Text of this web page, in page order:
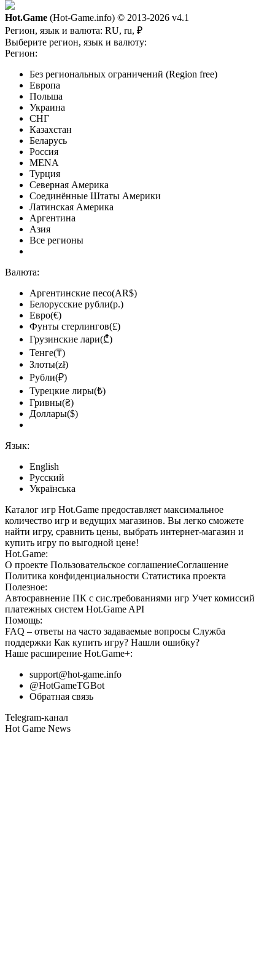
Hot.Game (Hot-Game.info) © 2013-2026 v4.1
Регион, язык и валюта: RU, ru, ₽
Выберите регион, язык и валюту:
Регион:
Без региональных ограничений (Region free)
Европа
Польша
Украина
СНГ
Казахстан
Беларусь
Россия
MENA
Турция
Северная Америка
Соединённые Штаты Америки
Латинская Америка
Аргентина
Азия
Все регионы
Валюта:
Аргентинские песо(AR$)
Белорусские рубли(р.)
Евро(€)
Фунты стерлингов(£)
Грузинские лари(₾)
Тенге(₸)
Злоты(zł)
Рубли(₽)
Турецкие лиры(₺)
Гривны(₴)
Доллары($)
Язык:
English
Русский
Українська
Каталог игр Hot.Game предоставляет максимальное
количество игр и ведущих магазинов. Вы легко сможете
найти игру, сравнить цены, выбрать интернет-магазин и
купить игру по выгодной цене!
Hot.Game:
О проекте Пользовательское соглашениеСоглашение
Политика конфиденциальности Статистика проекта
Полезное:
Автосравнение ПК с сис.требованиями игр Учет комиссий
платежных систем Hot.Game API
Помощь:
FAQ – ответы на часто задаваемые вопросы Служба
поддержки Как купить игру? Нашли ошибку?
Наше расширение Hot.Game+:
support@hot-game.info
@HotGameTGBot
Обратная связь
Telegram-канал
Hot Game News